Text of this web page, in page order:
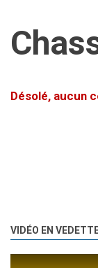
Désolé, aucun
VIDÉO EN